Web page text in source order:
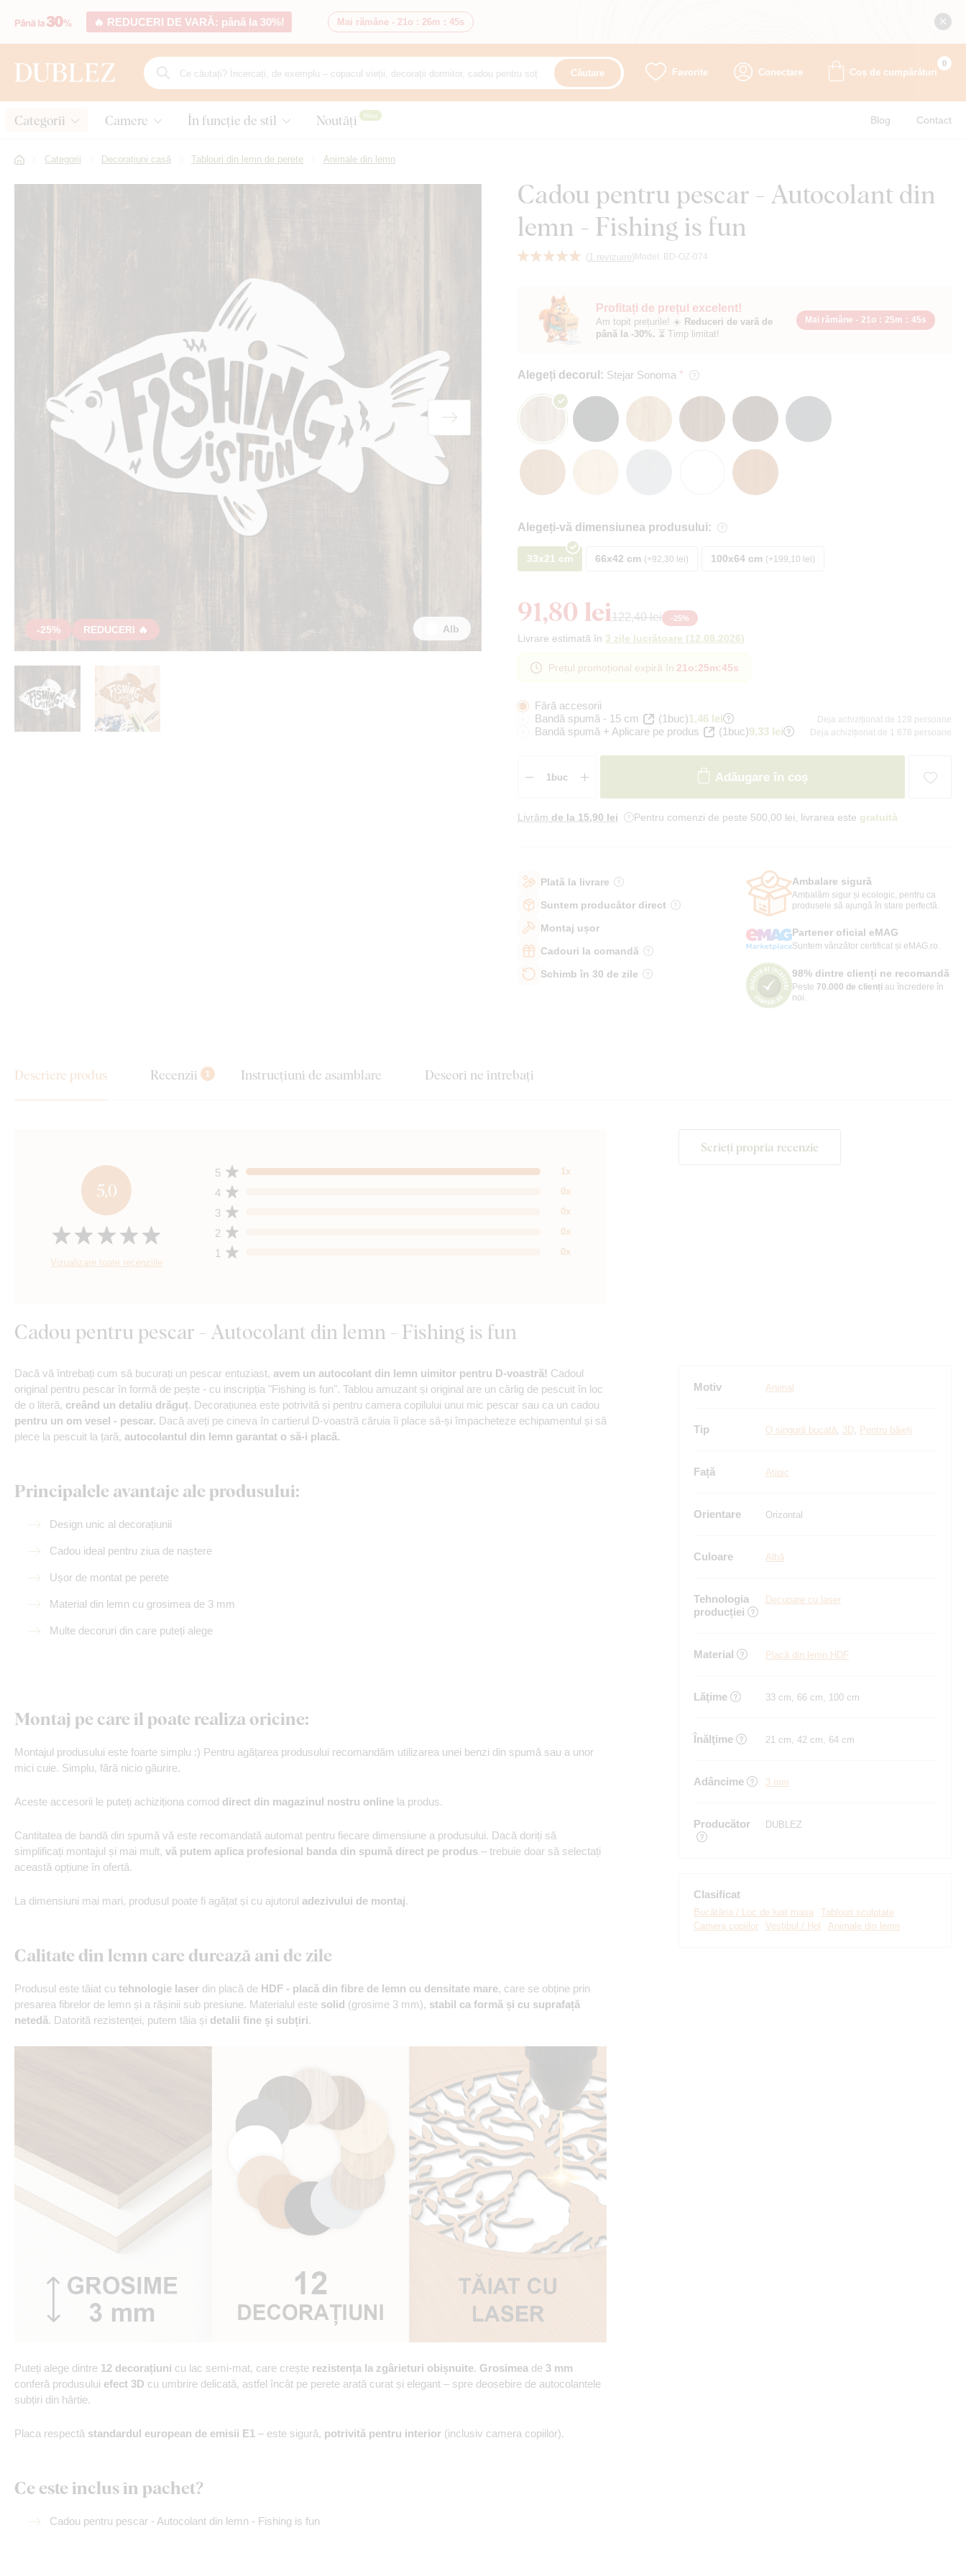
🔥 REDUCERI DE VARĂ: până la 30%! Mai rămâne - 21o : 26m : 43s
Căutare Favorite Conectare Coș de cumpărături
0
Categorii Camere În funcție de stil Noutăți Nou Blog Contact
Categorii Decorațiuni casă Tablouri din lemn de perete Animale din lemn
Cadou pentru pescar - Autocolant din
lemn - Fishing is fun
( 1 revizuire) Model: BD-OZ-074
-25% REDUCERI 🔥 Alb
Profitați de prețul excelent!
Am topit prețurile! ☀️ Reduceri de vară de
până la -30%. ⏳ Timp limitat!
Mai rămâne - 21o : 25m : 44s
Alegeți decorul: Stejar Sonoma
Alegeți-vă dimensiunea produsului:
33x21 cm 66x42 cm +92,30 lei 100x64 cm +199,10 lei
91,80 lei122,40 lei -25%
Livrare estimată în 3 zile lucrătoare (12.08.2026)
Prețul promoțional expiră în 21o:25m:44s
Fără accesorii
Bandă spumă - 15 cm
(1buc)1,46 lei Deja achiziționat de 128 persoane
Bandă spumă + Aplicare pe produs (1buc)9,33 lei Deja achiziționat de 1 678 persoane
Adăugare în coș
Livrăm de la 15,90 lei Pentru comenzi de peste 500,00 lei, livrarea este gratuită
Plată la livrare
Suntem producător direct
Montaj ușor
Cadouri la comandă
Schimb în 30 de zile
Ambalare sigură
Ambalăm sigur și ecologic, pentru ca
produsele să ajungă în stare perfectă.
Partener oficial eMAG
Suntem vânzător certificat și eMAG.ro.
98% dintre clienți ne recomandă
Peste 70.000 de clienți au încredere în
noi.
Descriere produs Recenzii 1 Instrucțiuni de asamblare Deseori ne întrebați
5,0
Vizualizare toate recenziile
1 0x
2 0x
3 0x
4 0x
5 1x
Scrieți propria recenzie
Cadou pentru pescar - Autocolant din lemn - Fishing is fun
Dacă vă întrebați cum să bucurați un pescar entuziast, avem un autocolant din lemn uimitor pentru D-voastră! Cadoul
original pentru pescar în formă de pește - cu inscripția "Fishing is fun". Tablou amuzant și original are un cârlig de pescuit în loc
de o literă, creând un detaliu drăguț. Decorațiunea este potrivită și pentru camera copilului unui mic pescar sau ca un cadou
pentru un om vesel - pescar. Dacă aveți pe cineva în cartierul D-voastră căruia îi place să-și împacheteze echipamentul și să
plece la pescuit la țară, autocolantul din lemn garantat o să-i placă.
Principalele avantaje ale produsului:
Design unic al decorațiunii
Cadou ideal pentru ziua de naștere
Ușor de montat pe perete
Material din lemn cu grosimea de 3 mm
Multe decoruri din care puteți alege
Montaj pe care îl poate realiza oricine:
Montajul produsului este foarte simplu :) Pentru agățarea produsului recomandăm utilizarea unei benzi din spumă sau a unor
mici cuie. Simplu, fără nicio găurire.
Aceste accesorii le puteți achiziționa comod direct din magazinul nostru online la produs.
Cantitatea de bandă din spumă vă este recomandată automat pentru fiecare dimensiune a produsului. Dacă doriți să
simplificați montajul și mai mult, vă putem aplica profesional banda din spumă direct pe produs – trebuie doar să selectați
această opțiune în ofertă.
La dimensiuni mai mari, produsul poate fi agățat și cu ajutorul adezivului de montaj.
Calitate din lemn care durează ani de zile
Produsul este tăiat cu tehnologie laser din placă de HDF - placă din fibre de lemn cu densitate mare, care se obține prin
presarea fibrelor de lemn și a rășinii sub presiune. Materialul este solid (grosime 3 mm), stabil ca formă și cu suprafață
netedă. Datorită rezistenței, putem tăia și detalii fine și subțiri.
Puteți alege dintre 12 decorațiuni cu lac semi-mat, care crește rezistența la zgârieturi obișnuite. Grosimea de 3 mm
conferă produsului efect 3D cu umbrire delicată, astfel încât pe perete arată curat și elegant – spre deosebire de autocolantele
subțiri din hârtie.
Placa respectă standardul european de emisii E1 – este sigură, potrivită pentru interior (inclusiv camera copiilor).
Ce este inclus în pachet?
Cadou pentru pescar - Autocolant din lemn - Fishing is fun
Motiv Animal
Tip O singură bucată, 3D, Pentru băieți
Față Atipic
Orientare Orizontal
Culoare Albă
Tehnologia
producției
Decupare cu laser
Material Placă din lemn HDF
Lăţime 33 cm, 66 cm, 100 cm
Înălţime 21 cm, 42 cm, 64 cm
Adâncime 3 mm
Producător DUBLEZ
Clasificat
Bucătăria / Loc de luat masa
Tablouri sculptate
Camera copiilor
Vestibul / Hol Animale din lemn